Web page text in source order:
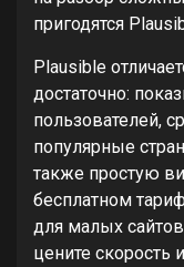
пригодятся
Plausible
достаточно:
пользователей,
популярные
также простую
бесплатном
для малых
цените скорость